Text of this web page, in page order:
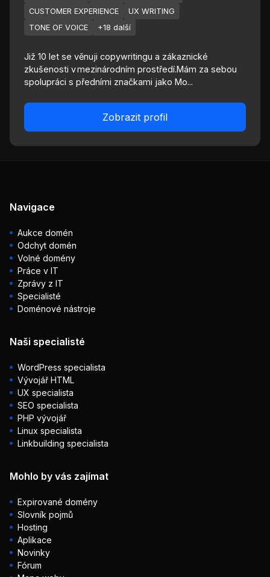
CUSTOMER EXPERIENCE
UX WRITING
TONE OF VOICE
+18 další
Již 10 let se věnuji copywritingu a zákaznické
zkušenosti v mezinárodním prostředí.Mám za sebou
spolupráci s předními značkami jako Mo...
Zobrazit profil
Navigace
Aukce domén
Odchyt domén
Volné domény
Práce v IT
Zprávy z IT
Specialisté
Doménové nástroje
Naši specialisté
WordPress specialista
Vývojář HTML
UX specialista
SEO specialista
PHP vývojář
Linux specialista
Linkbuilding specialista
Mohlo by vás zajímat
Expirované domény
Slovník pojmů
Hosting
Aplikace
Novinky
Fórum